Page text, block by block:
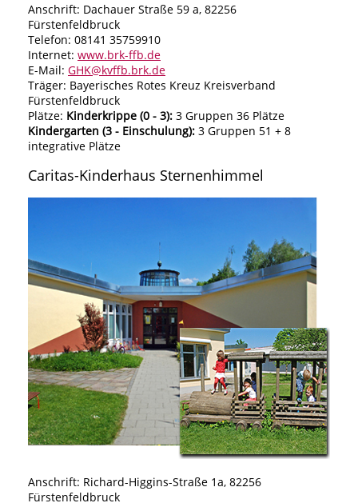
Anschrift: Dachauer Straße 59 a, 82256
Fürstenfeldbruck
Telefon: 08141 35759910
Internet: www.brk-ffb.de
E-Mail: GHK@kvffb.brk.de
Träger: Bayerisches Rotes Kreuz Kreisverband
Fürstenfeldbruck
Plätze: Kinderkrippe (0 - 3): 3 Gruppen 36 Plätze
Kindergarten (3 - Einschulung): 3 Gruppen 51 + 8
integrative Plätze
Caritas-Kinderhaus Sternenhimmel
Anschrift: Richard-Higgins-Straße 1a, 82256
Fürstenfeldbruck